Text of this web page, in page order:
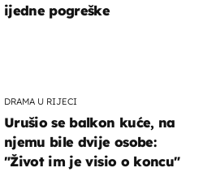
DRAMA U RIJECI
Urušio se balkon kuće, na
njemu bile dvije osobe:
"Život im je visio o koncu"
ijedne pogreške